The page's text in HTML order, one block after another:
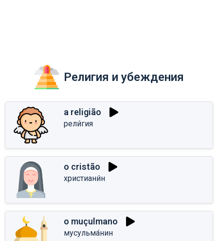
Религия и убеждения
a religião
рели́гия
o cristão
христиани́н
o muçulmano
мусульма́нин